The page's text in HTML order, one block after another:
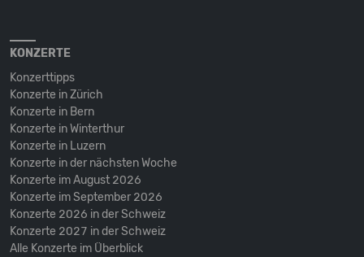
KONZERTE
Konzerttipps
Konzerte in Zürich
Konzerte in Bern
Konzerte in Winterthur
Konzerte in Luzern
Konzerte in der nächsten Woche
Konzerte im August 2026
Konzerte im September 2026
Konzerte 2026 in der Schweiz
Konzerte 2027 in der Schweiz
Alle Konzerte im Überblick